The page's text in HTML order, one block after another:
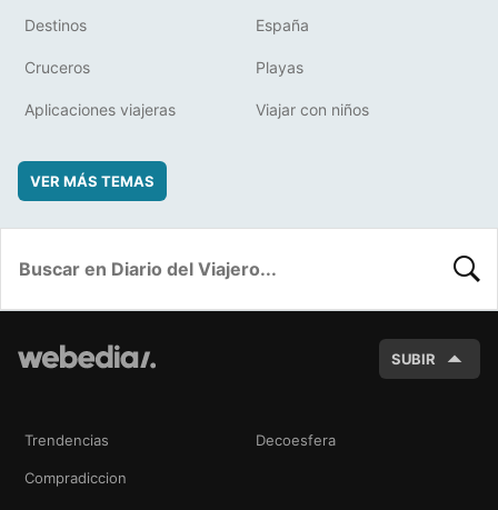
Destinos España
Cruceros Playas
Aplicaciones viajeras Viajar con niños
VER MÁS TEMAS
SUBIR
Trendencias Decoesfera
Compradiccion